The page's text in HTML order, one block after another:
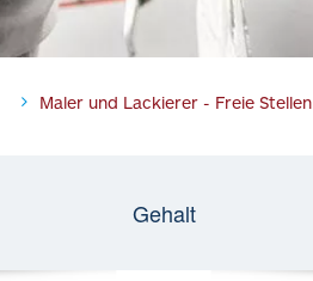
Maler und Lackierer - Freie Stellen
Gehalt